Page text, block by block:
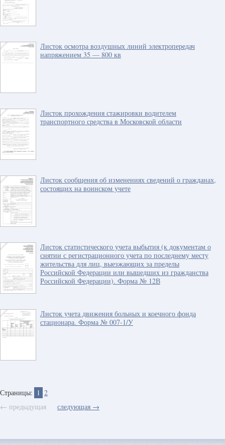
Листок осмотра воздушных линий электропередач
напряжением 35 — 800 кв
Листок прохождения стажировки водителем
транспортного средства в Московской области
Листок сообщения об изменениях сведений о гражданах,
состоящих на воинском учете
Листок статистического учета выбытия (к документам о
снятии с регистрационного учета по последнему месту
жительства для лиц, выезжающих за пределы
Российской Федерации или вышедших из гражданства
Российской Федерации). Форма № 12В
Листок учета движения больных и коечного фонда
стационара. Форма № 007-1/У
Страницы: 1 2
← предыдущая
следующая →